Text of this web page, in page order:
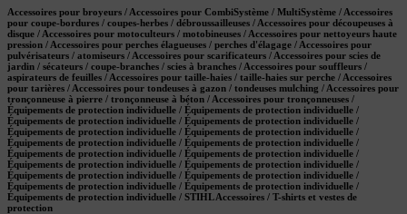
Accessoires pour broyeurs / Accessoires pour CombiSystème / MultiSystème / Accessoires
pour coupe-bordures / coupes-herbes / débroussailleuses / Accessoires pour découpeuses à
disque / Accessoires pour motoculteurs / motobineuses / Accessoires pour nettoyeurs haute
pression / Accessoires pour perches élagueuses / perches d'élagage / Accessoires pour
pulvérisateurs / atomiseurs / Accessoires pour scarificateurs / Accessoires pour scies de
jardin / sécateurs / coupe-branches / scies à branches / Accessoires pour souffleurs /
aspirateurs de feuilles / Accessoires pour taille-haies / taille-haies sur perche / Accessoires
pour tarières / Accessoires pour tondeuses à gazon / tondeuses mulching / Accessoires pour
tronçonneuse à pierre / tronçonneuse à béton / Accessoires pour tronçonneuses /
Équipements de protection individuelle / Équipements de protection individuelle /
Équipements de protection individuelle / Équipements de protection individuelle /
Équipements de protection individuelle / Équipements de protection individuelle /
Équipements de protection individuelle / Équipements de protection individuelle /
Équipements de protection individuelle / Équipements de protection individuelle /
Équipements de protection individuelle / Équipements de protection individuelle /
Équipements de protection individuelle / Équipements de protection individuelle /
Équipements de protection individuelle / Équipements de protection individuelle /
Équipements de protection individuelle / STIHL Accessoires / T-shirts et vestes de
protection